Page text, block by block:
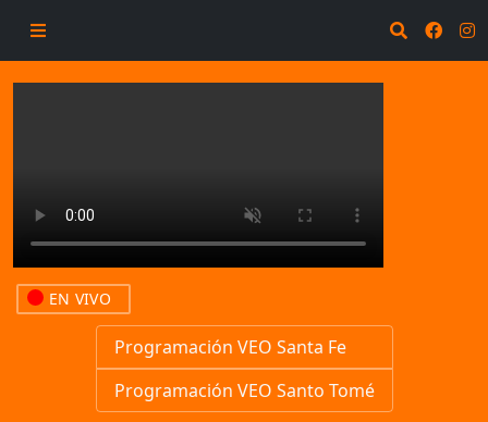
EN VIVO
Programación VEO Santa Fe
Programación VEO Santo Tomé